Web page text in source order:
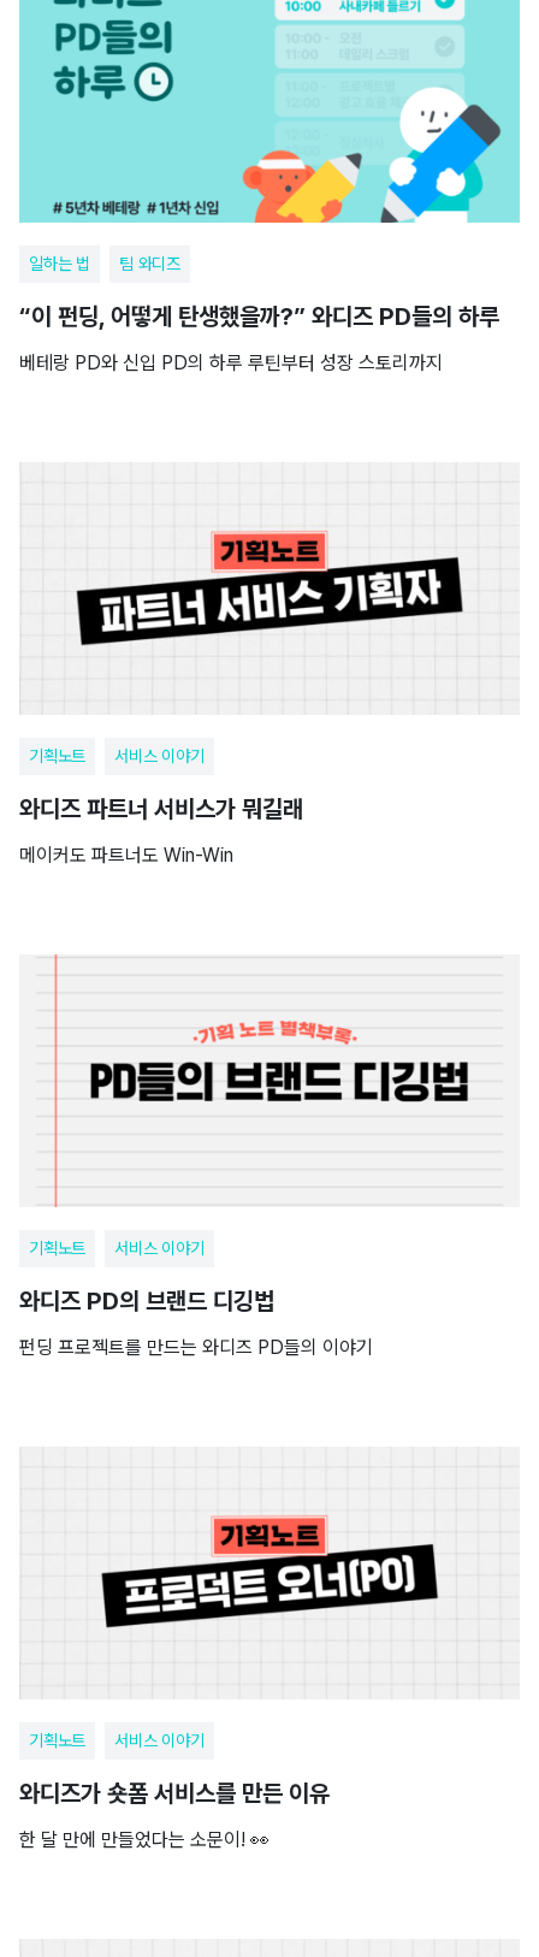
일하는 법 팀 와디즈
“이 펀딩, 어떻게 탄생했을까?” 와디즈 PD들의 하루
베테랑 PD와 신입 PD의 하루 루틴부터 성장 스토리까지
기획노트 서비스 이야기
와디즈 파트너 서비스가 뭐길래
메이커도 파트너도 Win-Win
기획노트 서비스 이야기
와디즈 PD의 브랜드 디깅법
펀딩 프로젝트를 만드는 와디즈 PD들의 이야기
기획노트 서비스 이야기
와디즈가 숏폼 서비스를 만든 이유
한 달 만에 만들었다는 소문이! 👀